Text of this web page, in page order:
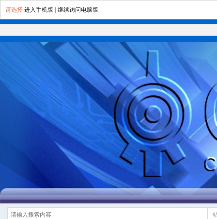
请选择 进入手机版 继续访问电脑版